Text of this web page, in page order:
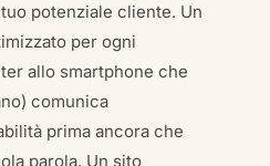
potenziale cliente. Un
per ogni
allo smartphone che
comunica
prima ancora che
parola. Un sito